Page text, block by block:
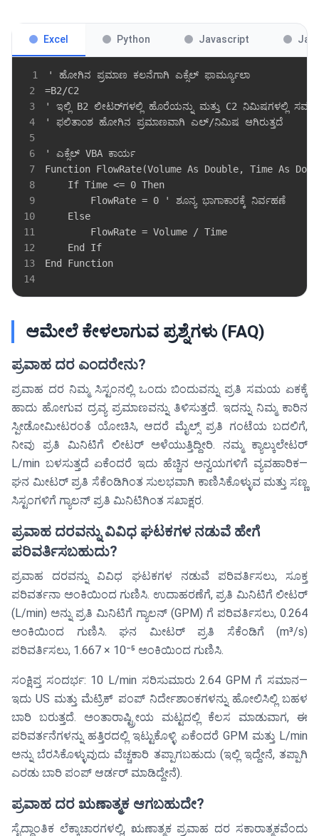
Excel Python Javascript
1
' ಹೋಗಿನ ಪ್ರಮಾಣ ಕಲನೆಗಾಗಿ ಎಕ್ಸೆಲ್ ಫಾರ್ಮ್ಯೂಲಾ
2
3
4
' ಫಲಿತಾಂಶ ಹೋಗಿನ ಪ್ರಮಾಣವಾಗಿ ಎಲ್/ನಿಮಿಷ ಆಗಿರುತ್ತದೆ
5
6
' ಎಕ್ಸೆಲ್ VBA ಕಾರ್ಯ
7
8
    If Time <= 0 Then
9
        FlowRate = 0 ' ಶೂನ್ಯ ಭಾಗಾಕಾರಕ್ಕೆ ನಿರ್ವಹಣೆ
10
    Else
11
        FlowRate = Volume / Time
12
    End If
13
End Function
14
ಆಮೇಲೆ ಕೇಳಲಾಗುವ ಪ್ರಶ್ನೆಗಳು (FAQ)
ಪ್ರವಾಹ ದರ ಎಂದರೇನು?
ಪ್ರವಾಹ ದರ ನಿಮ್ಮ ಸಿಸ್ಟಂನಲ್ಲಿ ಒಂದು ಬಿಂದುವನ್ನು ಪ್ರತಿ ಸಮಯ ಏಕಕ್ಕೆ
ಹಾದು ಹೋಗುವ ದ್ರವ್ಯ ಪ್ರಮಾಣವನ್ನು ತಿಳಿಸುತ್ತದೆ. ಇದನ್ನು ನಿಮ್ಮ ಕಾರಿನ
ಸ್ಪೀಡೋಮೀಟರಂತೆ ಯೋಚಿಸಿ, ಆದರೆ ಮೈಲ್ಸ್ ಪ್ರತಿ ಗಂಟೆಯ ಬದಲಿಗೆ,
ನೀವು ಪ್ರತಿ ಮಿನಿಟಿಗೆ ಲೀಟರ್ ಅಳೆಯುತ್ತಿದ್ದೀರಿ. ನಮ್ಮ ಕ್ಯಾಲ್ಕುಲೇಟರ್
L/min ಬಳಸುತ್ತದೆ ಏಕೆಂದರೆ ಇದು ಹೆಚ್ಚಿನ ಅನ್ವಯಗಳಿಗೆ ವ್ಯವಹಾರಿಕ—
ಘನ ಮೀಟರ್ ಪ್ರತಿ ಸೆಕೆಂಡಿಗಿಂತ ಸುಲಭವಾಗಿ ಕಾಣಿಸಿಕೊಳ್ಳುವ ಮತ್ತು ಸಣ್ಣ
ಸಿಸ್ಟಂಗಳಿಗೆ ಗ್ಯಾಲನ್ ಪ್ರತಿ ಮಿನಿಟಿಗಿಂತ ಸಖಾಕ್ಷರ.
ಪ್ರವಾಹ ದರವನ್ನು ವಿವಿಧ ಘಟಕಗಳ ನಡುವೆ ಹೇಗೆ
ಪರಿವರ್ತಿಸಬಹುದು?
ಪ್ರವಾಹ ದರವನ್ನು ವಿವಿಧ ಘಟಕಗಳ ನಡುವೆ ಪರಿವರ್ತಿಸಲು, ಸೂಕ್ತ
ಪರಿವರ್ತನಾ ಅಂಕಿಯಿಂದ ಗುಣಿಸಿ. ಉದಾಹರಣೆಗೆ, ಪ್ರತಿ ಮಿನಿಟಿಗೆ ಲೀಟರ್
(L/min) ಅನ್ನು ಪ್ರತಿ ಮಿನಿಟಿಗೆ ಗ್ಯಾಲನ್ (GPM) ಗೆ ಪರಿವರ್ತಿಸಲು, 0.264
ಅಂಕಿಯಿಂದ ಗುಣಿಸಿ. ಘನ ಮೀಟರ್ ಪ್ರತಿ ಸೆಕೆಂಡಿಗೆ (m³/s)
ಪರಿವರ್ತಿಸಲು, 1.667 × 10⁻⁵ ಅಂಕಿಯಿಂದ ಗುಣಿಸಿ.
ಸಂಕ್ಷಿಪ್ತ ಸಂದರ್ಭ: 10 L/min ಸರಿಸುಮಾರು 2.64 GPM ಗೆ ಸಮಾನ—
ಇದು US ಮತ್ತು ಮೆಟ್ರಿಕ್ ಪಂಪ್ ನಿರ್ದೇಶಾಂಕಗಳನ್ನು ಹೋಲಿಸಿಲ್ಲಿ ಬಹಳ
ಬಾರಿ ಬರುತ್ತದೆ. ಅಂತಾರಾಷ್ಟ್ರೀಯ ಮಟ್ಟದಲ್ಲಿ ಕೆಲಸ ಮಾಡುವಾಗ, ಈ
ಪರಿವರ್ತನೆಗಳನ್ನು ಹತ್ತಿರದಲ್ಲಿ ಇಟ್ಟುಕೊಳ್ಳಿ ಏಕೆಂದರೆ GPM ಮತ್ತು L/min
ಅನ್ನು ಬೆರಸಿಕೊಳ್ಳುವುದು ವೆಚ್ಚಕಾರಿ ತಪ್ಪಾಗಬಹುದು (ಇಲ್ಲಿ ಇದ್ದೇನೆ, ತಪ್ಪಾಗಿ
ಎರಡು ಬಾರಿ ಪಂಪ್ ಆರ್ಡರ್ ಮಾಡಿದ್ದೇನೆ).
ಪ್ರವಾಹ ದರ ಋಣಾತ್ಮಕ ಆಗಬಹುದೇ?
ಸೈದ್ಧಾಂತಿಕ ಲೆಕ್ಕಾಚಾರಗಳಲ್ಲಿ, ಋಣಾತ್ಮಕ ಪ್ರವಾಹ ದರ ಸಕಾರಾತ್ಮಕವೆಂದು